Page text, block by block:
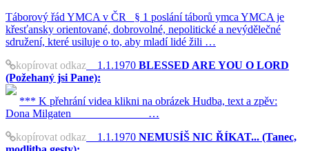
Táborový řád YMCA v ČR § 1 poslání táborů ymca YMCA je
křesťansky orientované, dobrovolné, nepolitické a nevýdělečné
sdružení, které usiluje o to, aby mladí lidé žili …
kopírovat odkaz 1.1.1970 BLESSED ARE YOU O LORD
(Požehaný jsi Pane):
*** K přehrání videa klikni na obrázek Hudba, text a zpěv:
Dona Milgaten …
kopírovat odkaz 1.1.1970 NEMUSÍŠ NIC ŘÍKAT... (Tanec,